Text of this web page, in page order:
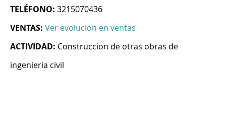
TELÉFONO: 3215070436
VENTAS: Ver evolución en ventas
ACTIVIDAD: Construccion de otras obras de
ingenieria civil